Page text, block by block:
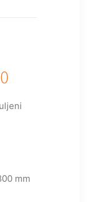
mm